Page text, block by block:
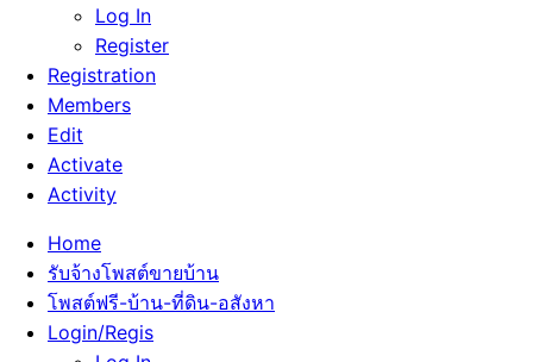
Log In
Register
Registration
Members
Edit
Activate
Activity
Home
รับจ้างโพสต์ขายบ้าน
โพสต์ฟรี-บ้าน-ที่ดิน-อสังหา
Login/Regis